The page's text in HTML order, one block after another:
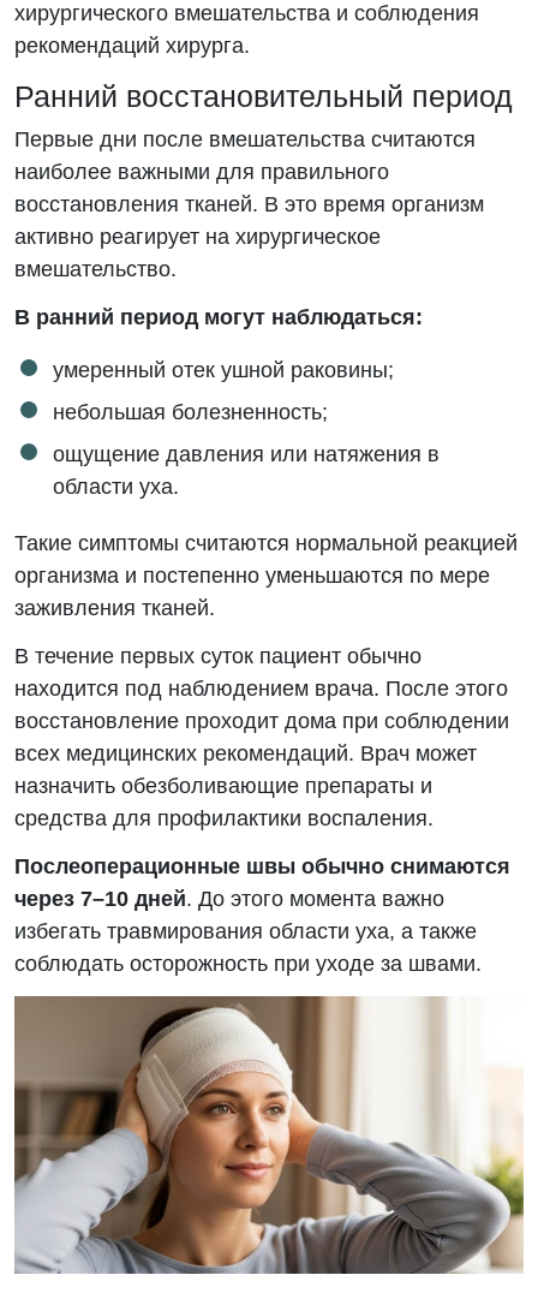
хирургического вмешательства и соблюдения
рекомендаций хирурга.
Ранний восстановительный период
Первые дни после вмешательства считаются
наиболее важными для правильного
восстановления тканей. В это время организм
активно реагирует на хирургическое
вмешательство.
В ранний период могут наблюдаться:
умеренный отек ушной раковины;
небольшая болезненность;
ощущение давления или натяжения в
области уха.
Такие симптомы считаются нормальной реакцией
организма и постепенно уменьшаются по мере
заживления тканей.
В течение первых суток пациент обычно
находится под наблюдением врача. После этого
восстановление проходит дома при соблюдении
всех медицинских рекомендаций. Врач может
назначить обезболивающие препараты и
средства для профилактики воспаления.
Послеоперационные швы обычно снимаются
через 7–10 дней. До этого момента важно
избегать травмирования области уха, а также
соблюдать осторожность при уходе за швами.